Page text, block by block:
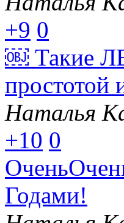
+9 0
￼ Такие
простотой
Наталья
+10 0
Годами!